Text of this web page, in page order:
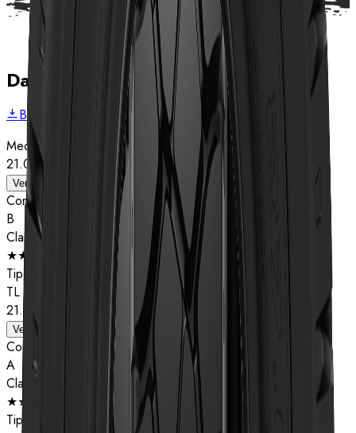
Dados técnicos
Baixar folheto
Medida
21.00R33
Ver detalhes
Composto
B
Classificação de estrelas
★★
Tipo
TL
21.00R33
Ver detalhes
Composto
A
Classificação de estrelas
★★
Tipo